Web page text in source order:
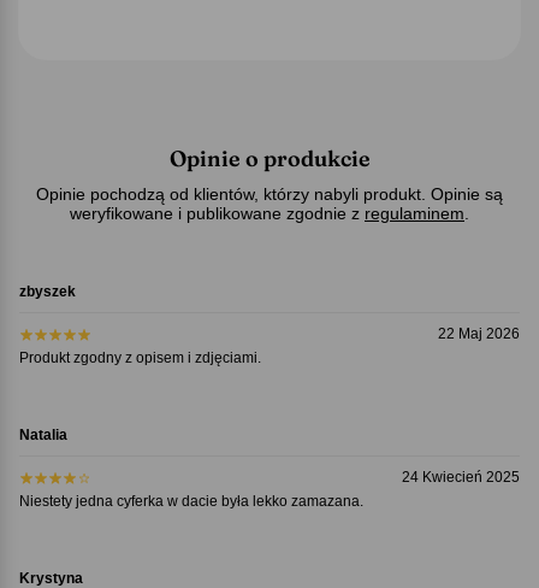
Opinie o produkcie
Opinie pochodzą od klientów, którzy nabyli produkt. Opinie są
weryfikowane i publikowane zgodnie z regulaminem
zbyszek
22 Maj 2026
Produkt zgodny z opisem i zdjęciami.
Natalia
24 Kwiecień 2025
Niestety jedna cyferka w dacie była lekko zamazana.
Krystyna